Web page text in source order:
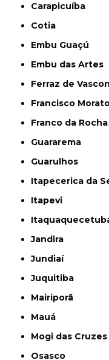
Carapicuíba
Cotia
Embu Guaçú
Embu das Artes
Ferraz de
Francisco
Franco da Rocha
Guararema
Guarulhos
Itapecerica da
Itapevi
Jandira
Jundiaí
Juquitiba
Mairiporã
Mauá
Mogi das Cruzes
Osasco